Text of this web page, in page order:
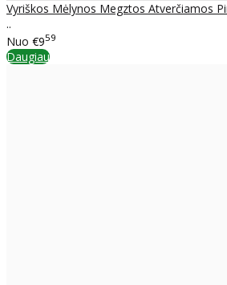
Vyriškos Mėlynos Megztos Atverčiamos
..
Nuo €959
Daugiau